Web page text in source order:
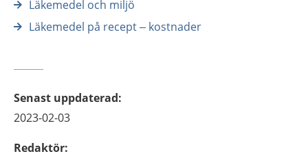
Läkemedel och miljö
Läkemedel på recept – kostnader
Senast uppdaterad:
2023-02-03
Redaktör: